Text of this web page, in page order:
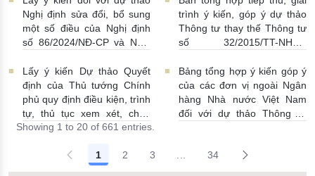
hàng nước ngoài
25/06/2026 | 16:00:00
23/06/2026 | 08:00:00
Nghị định sửa đổi, bổ sung
một số điều của Nghị định
số 86/2024/NĐ-CP và Nghị
22/06/2026 | 09:13:00
trình ý kiến, góp ý dự thảo
Thông tư thay thế Thông tư
số 32/2015/TT-NHNN
Lấy ý kiến Dự thảo Quyết
định của Thủ tướng Chính
phủ quy định điều kiện, trình
tự, thủ tục xem xét, chấp
thuận cho Tổ chức kinh tế
lãnh cho người không cư trú
18/06/2026 | 15:57:00
Bảng tổng hợp ý kiến góp ý
của các đơn vị ngoài Ngân
hàng Nhà nước Việt Nam
đối với dự thảo Thông tư
định về chế độ báo cáo định
kỳ NHNN Việt Nam
Showing 1 to 20 of 661 entries.
1 2 3 Intermediate Pages Use
34